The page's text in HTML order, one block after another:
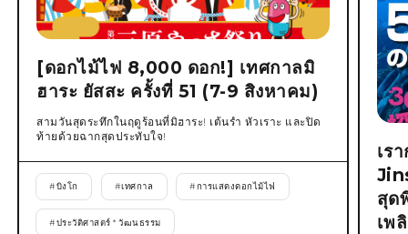
[ดอกไม้ไฟ 8,000 ดอก!] เทศกาลมิ
ฮาระ ยัสสะ ครั้งที่ 51 (7-9 สิงหาคม)
สามวันสุดระทึกในฤดูร้อนที่มิฮาระ! เต้นรำ หัวเราะ และปิด
ท้ายด้วยฉากสุดประทับใจ!
#บิงโก #เทศกาล #การแสดงดอกไม้ไฟ
#ประวัติศาสตร์ * วัฒนธรรม
เร
สุด
เพ